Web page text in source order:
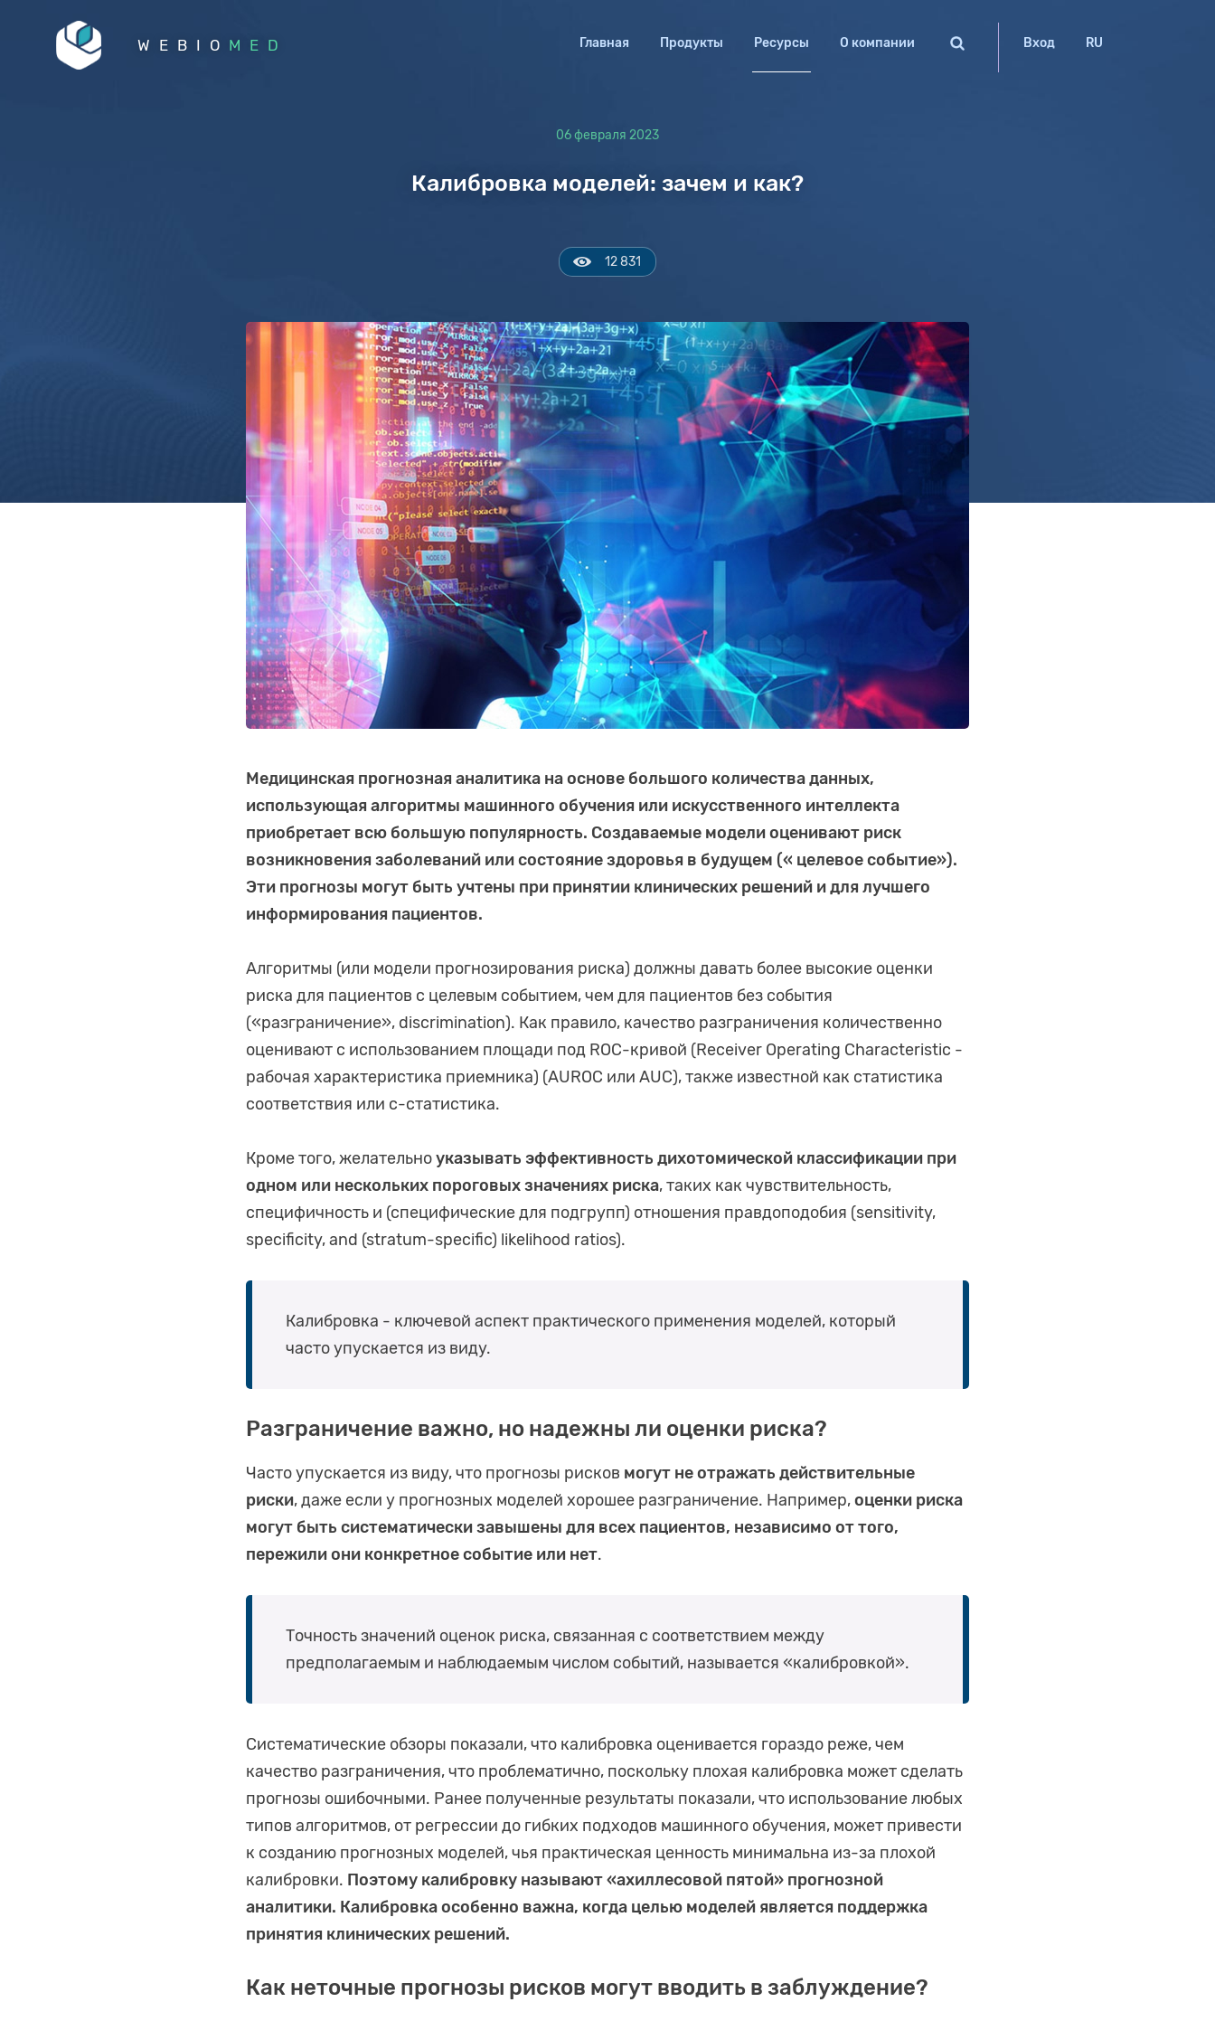
WEBIO MED Главная Продукты Ресурсы О компании Вход RU
06 февраля 2023
Калибровка моделей: зачем и как?
12 831
Медицинская прогнозная аналитика на основе большого количества данных,
использующая алгоритмы машинного обучения или искусственного интеллекта
приобретает всю большую популярность. Создаваемые модели оценивают риск
возникновения заболеваний или состояние здоровья в будущем (« целевое событие»).
Эти прогнозы могут быть учтены при принятии клинических решений и для лучшего
информирования пациентов.
Алгоритмы (или модели прогнозирования риска) должны давать более высокие оценки
риска для пациентов с целевым событием, чем для пациентов без события
(«разграничение», discrimination). Как правило, качество разграничения количественно
оценивают с использованием площади под ROC-кривой (Receiver Operating Characteristic -
рабочая характеристика приемника) (AUROC или AUC), также известной как статистика
соответствия или c-статистика.
Кроме того, желательноуказывать эффективность дихотомической классификации при
одном или нескольких пороговых значениях риска, таких как чувствительность,
специфичность и (специфические для подгрупп) отношения правдоподобия (sensitivity,
specificity, and (stratum-specific) likelihood ratios).
Калибровка - ключевой аспект практического применения моделей, который
часто упускается из виду.
Разграничение важно, но надежны ли оценки риска?
Часто упускается из виду, что прогнозы рисков могут не отражать действительные
риски, даже если у прогнозных моделей хорошее разграничение. Например,оценки риска
могут быть систематически завышены для всех пациентов, независимо от того,
пережили они конкретное событие или нет.
Точность значений оценок риска, связанная с соответствием между
предполагаемым и наблюдаемым числом событий, называется «калибровкой».
Систематические обзоры показали, что калибровка оценивается гораздо реже, чем
качество разграничения, что проблематично, поскольку плохая калибровка может сделать
прогнозы ошибочными. Ранее полученные результаты показали, что использование любых
типов алгоритмов, от регрессии до гибких подходов машинного обучения, может привести
к созданию прогнозных моделей, чья практическая ценность минимальна из-за плохой
калибровки. Поэтому калибровку называют «ахиллесовой пятой» прогнозной
аналитики. Калибровка особенно важна, когда целью моделей является поддержка
принятия клинических решений.
Как неточные прогнозы рисков могут вводить в заблуждение?